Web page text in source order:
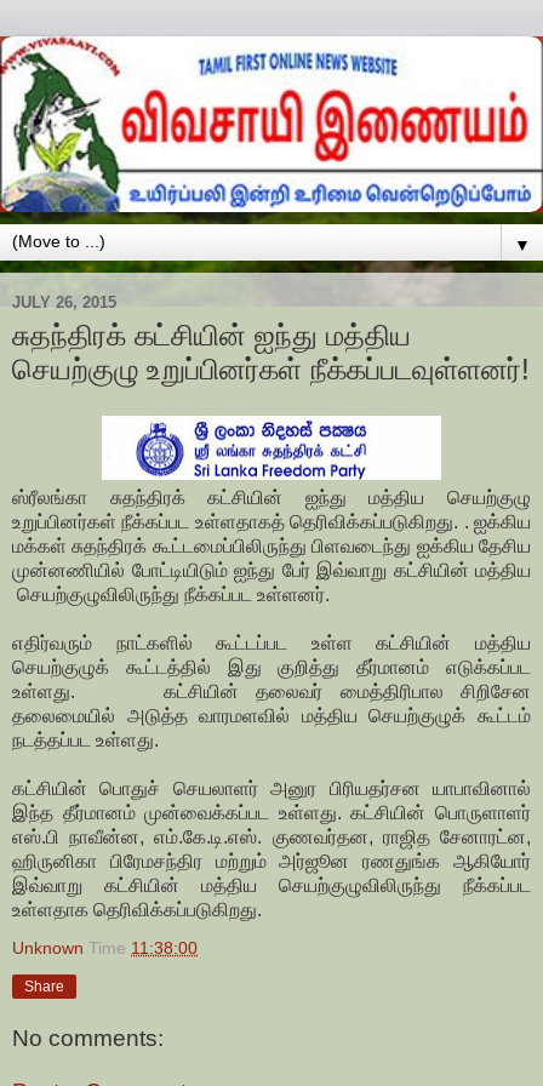
▼
JULY 26, 2015
சுதந்திரக் கட்சியின் ஐந்து மத்திய
செயற்குழு உறுப்பினர்கள் நீக்கப்படவுள்ளனர்!
ஸ்ரீலங்கா சுதந்திரக் கட்சியின் ஐந்து மத்திய செயற்குழு
உறுப்பினர்கள் நீக்கப்பட உள்ளதாகத் தெரிவிக்கப்படுகிறது. . ஐக்கிய
மக்கள் சுதந்திரக் கூட்டமைப்பிலிருந்து பிளவடைந்து ஐக்கிய தேசிய
முன்னணியில் போட்டியிடும் ஐந்து பேர் இவ்வாறு கட்சியின் மத்திய
செயற்குழுவிலிருந்து நீக்கப்பட உள்ளனர்.
எதிர்வரும் நாட்களில் கூட்டப்பட உள்ள கட்சியின் மத்திய
செயற்குழுக் கூட்டத்தில் இது குறித்து தீர்மானம் எடுக்கப்பட
உள்ளது. கட்சியின் தலைவர் மைத்திரிபால சிறிசேன
தலைமையில் அடுத்த வாரமளவில் மத்திய செயற்குழுக் கூட்டம்
நடத்தப்பட உள்ளது.
கட்சியின் பொதுச் செயலாளர் அனுர பிரியதர்சன யாபாவினால்
இந்த தீர்மானம் முன்வைக்கப்பட உள்ளது. கட்சியின் பொருளாளர்
எஸ்.பி நாவீன்ன, எம்.கே.டி.எஸ். குணவர்தன, ராஜித சேனாரட்ன,
ஹிருனிகா பிரேமசந்திர மற்றும் அர்ஜூன ரணதுங்க ஆகியோர்
இவ்வாறு கட்சியின் மத்திய செயற்குழுவிலிருந்து நீக்கப்பட
உள்ளதாக தெரிவிக்கப்படுகிறது.
Unknown Time 11:38:00
Share
No comments: